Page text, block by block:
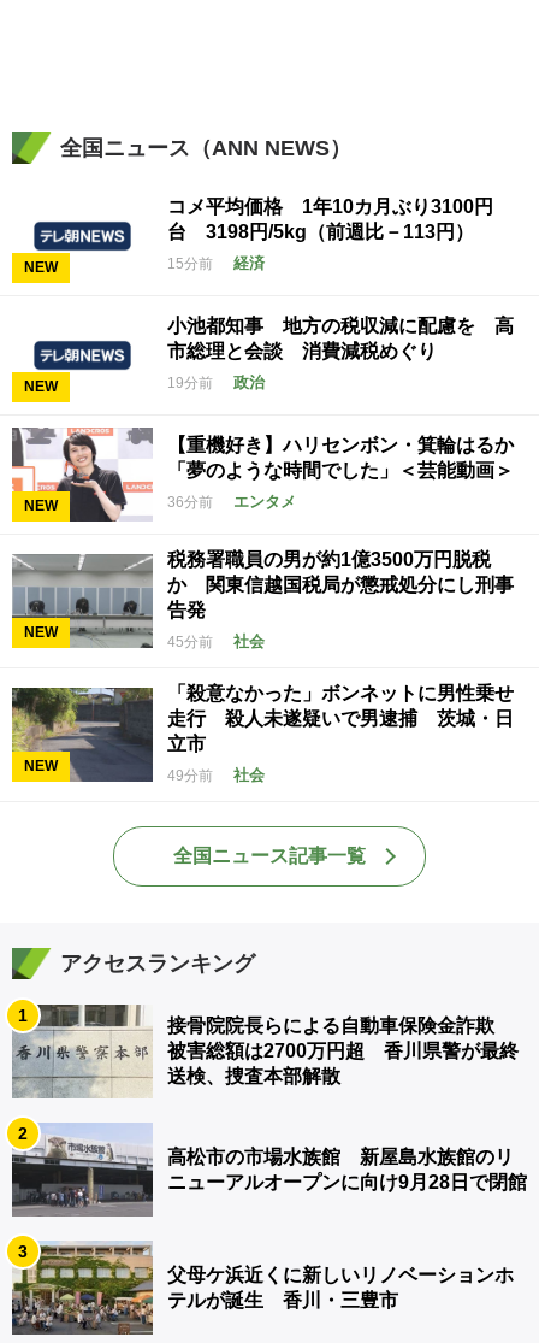
全国ニュース（ANN NEWS）
NEW
コメ平均価格 1年10カ月ぶり3100円
台 3198円/5kg（前週比－113円）
15分前 経済
NEW
小池都知事 地方の税収減に配慮を 高
市総理と会談 消費減税めぐり
19分前 政治
NEW
【重機好き】ハリセンボン・箕輪はるか
「夢のような時間でした」＜芸能動画＞
36分前 エンタメ
NEW
税務署職員の男が約1億3500万円脱税
か 関東信越国税局が懲戒処分にし刑事
告発
45分前 社会
NEW
「殺意なかった」ボンネットに男性乗せ
走行 殺人未遂疑いで男逮捕 茨城・日
立市
49分前 社会
全国ニュース記事一覧
アクセスランキング
1
接骨院院長らによる自動車保険金詐欺
被害総額は2700万円超 香川県警が最終
送検、捜査本部解散
2
高松市の市場水族館 新屋島水族館のリ
ニューアルオープンに向け9月28日で閉館
3
父母ケ浜近くに新しいリノベーションホ
テルが誕生 香川・三豊市